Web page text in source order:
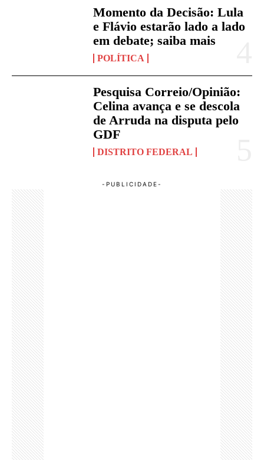
Momento da Decisão: Lula
e Flávio estarão lado a lado
em debate; saiba mais
POLÍTICA
Pesquisa Correio/Opinião:
Celina avança e se descola
de Arruda na disputa pelo
GDF
DISTRITO FEDERAL